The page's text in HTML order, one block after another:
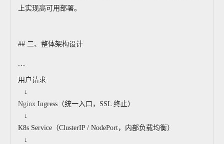
上实现高可用部署。
## 二、整体架构设计
```
用户请求
↓
Nginx Ingress（统一入口，SSL 终止）
↓
K8s Service（ClusterIP / NodePort，内部负载均衡）
↓